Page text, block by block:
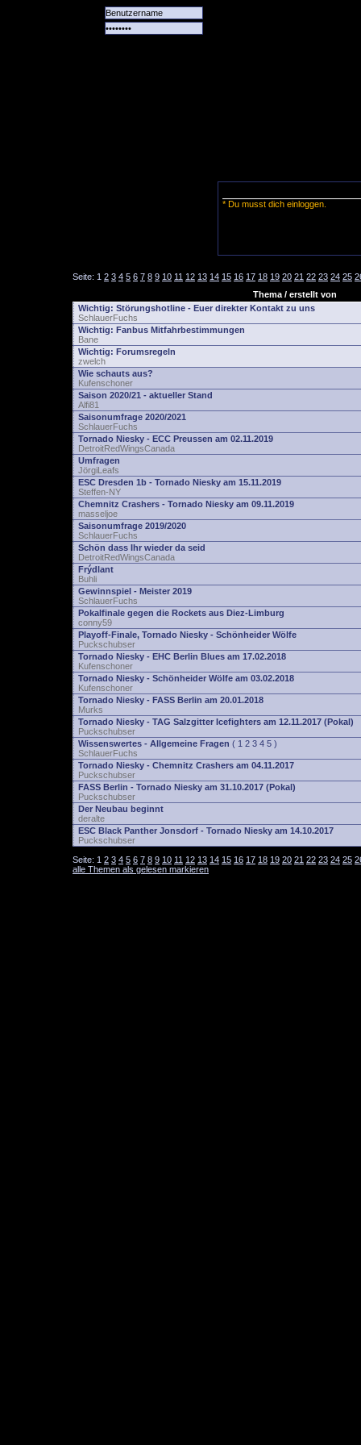
* Du musst dich einloggen.
Seite: 1 2 3 4 5 6 7 8 9 10 11 12 13 14 15 16 17 18 19 20 21 22 23 24 25
Thema / erstellt von
Wichtig: Störungshotline - Euer direkter Kontakt zu uns
SchlauerFuchs
Wichtig: Fanbus Mitfahrbestimmungen
Bane
Wichtig: Forumsregeln
zwelch
Wie schauts aus?
Kufenschoner
Saison 2020/21 - aktueller Stand
Alfi81
Saisonumfrage 2020/2021
SchlauerFuchs
Tornado Niesky - ECC Preussen am 02.11.2019
DetroitRedWingsCanada
Umfragen
JörgiLeafs
ESC Dresden 1b - Tornado Niesky am 15.11.2019
Steffen-NY
Chemnitz Crashers - Tornado Niesky am 09.11.2019
masseljoe
Saisonumfrage 2019/2020
SchlauerFuchs
Schön dass Ihr wieder da seid
DetroitRedWingsCanada
Frýdlant
Buhli
Gewinnspiel - Meister 2019
SchlauerFuchs
Pokalfinale gegen die Rockets aus Diez-Limburg
conny59
Playoff-Finale, Tornado Niesky - Schönheider Wölfe
Puckschubser
Tornado Niesky - EHC Berlin Blues am 17.02.2018
Kufenschoner
Tornado Niesky - Schönheider Wölfe am 03.02.2018
Kufenschoner
Tornado Niesky - FASS Berlin am 20.01.2018
Murks
Tornado Niesky - TAG Salzgitter Icefighters am 12.11.2017 (Pokal)
Puckschubser
Wissenswertes - Allgemeine Fragen ( 1 2 3 4 5 )
SchlauerFuchs
Tornado Niesky - Chemnitz Crashers am 04.11.2017
Puckschubser
FASS Berlin - Tornado Niesky am 31.10.2017 (Pokal)
Puckschubser
Der Neubau beginnt
deralte
ESC Black Panther Jonsdorf - Tornado Niesky am 14.10.2017
Puckschubser
Seite: 1 2 3 4 5 6 7 8 9 10 11 12 13 14 15 16 17 18 19 20 21 22 23 24 25
alle Themen als gelesen markieren